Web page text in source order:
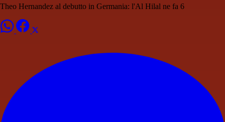
Theo Hernandez al debutto in Germania: l'Al Hilal ne fa 6